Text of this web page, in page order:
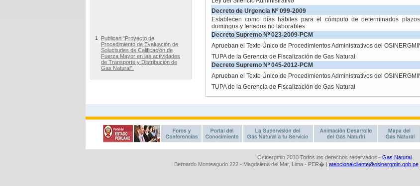
Osinergmin 2010 Todos los derechos reservados - Gas Natural
Bernardo Monteagudo 222 - Magdalena del Mar, Lima - PER� | atencionalcliente@osinergmin.gob.pe